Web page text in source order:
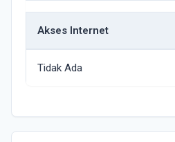
Akses Internet
Tidak Ada